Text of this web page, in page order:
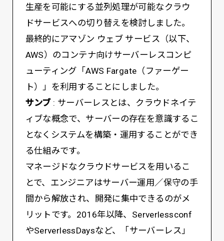
生産を可能にする並列処理が可能なクラウ
ドサービスへの切り替えを検討しました。
最終的にアマゾン ウェブ サービス（以下、
AWS）のコンテナ向けサーバーレスコンピ
ューティング「AWS Fargate（ファーゲー
ト）」を利用することにしました。
サンブ: サーバーレスとは、クラウドネイテ
ィブな概念で、サーバーの存在を意識するこ
となくシステムを構築・運用することができ
る仕組みです。
マネージドなクラウドサービスを用いるこ
とで、エンジニアはサーバー運用／保守の手
間から解放され、開発に集中できるのがメ
リットです。2016年以降、Serverlessconf
やServerlessDaysなど、「サーバーレス」